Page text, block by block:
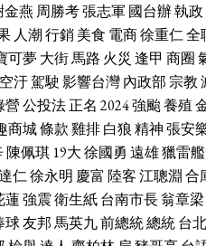
金燕 周勝考張志軍國台辦執政
人潮行銷美食 電商徐重仁全
可夢大街馬路 火災 逢甲 商圈
空汙駕駛影響台灣內政部宗教
營公投法正名 2024強颱養殖
商城條款雞排白狼精神張安
陳佩琪 19大徐國勇 遠雄獵雷艦
仁徐永明 慶富 陸客江聰淵 合
蓮強震衛生紙台南市長翁章梁
球友邦馬英九前總統總統台北